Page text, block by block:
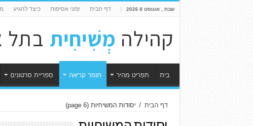
שבת , אוגוסט 8 2026 דף הבית זמני אסיפות כיצד להגיע
בית תפריט מהיר חומר קריאה ספריית סרטונים
דף הבית / יסודות המשיחיות (page 6)